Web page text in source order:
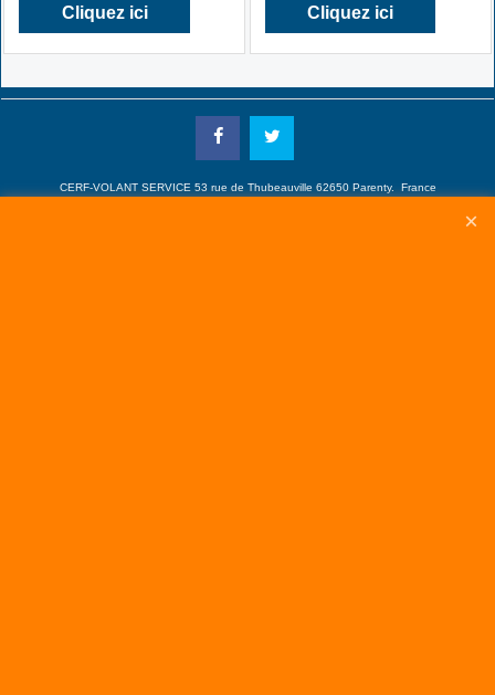
Cliquez ici Cliquez ici
CERF-VOLANT SERVICE 53 rue de Thubeauville 62650 Parenty. France